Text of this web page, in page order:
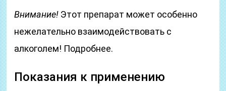
Внимание! Этот препарат может особенно
нежелательно взаимодействовать с
алкоголем! Подробнее.
Показания к применению